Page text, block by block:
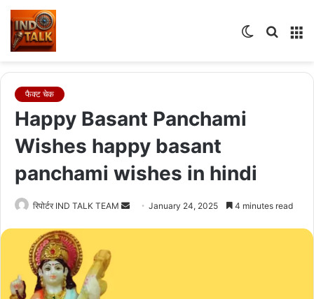
Search
Switch
फैक्ट चेक
Happy Basant Panchami
Wishes happy basant
panchami wishes in hindi
रिपोर्टर IND TALK TEAM
SendJanuary 24, 2025 4 minutes read